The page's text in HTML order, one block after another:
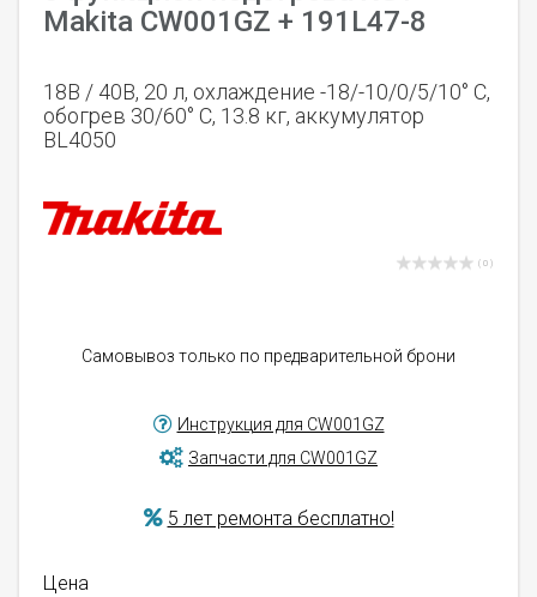
Makita CW001GZ + 191L47-8
18В / 40В, 20 л, охлаждение -18/-10/0/5/10° C,
обогрев 30/60° C, 13.8 кг, аккумулятор
BL4050
( 0 )
Самовывоз только по предварительной брони
Инструкция для CW001GZ
Запчасти для CW001GZ
5 лет ремонта бесплатно!
Цена